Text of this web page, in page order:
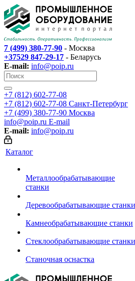
7 (499) 380-77-90 - Москва
+37529 847-29-17 - Беларусь
E-mail: info@poip.ru
+7 (812) 602-77-08
+7 (812) 602-77-08 Санкт-Петербург
+7 (499) 380-77-90 Москва
info@poip.ru E-mail
E-mail: info@poip.ru
Каталог
Металлообрабатывающие
станки
Деревообрабатывающие станки
Камнеобрабатывающие станки
Стеклообрабатывающие станки
Станочная оснастка